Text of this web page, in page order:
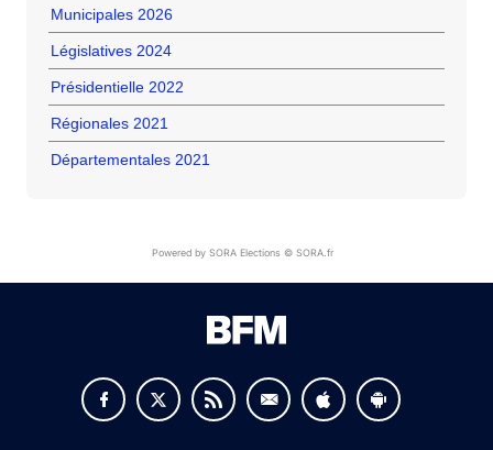
Municipales 2026
Législatives 2024
Présidentielle 2022
Régionales 2021
Départementales 2021
Powered by SORA Elections © SORA.fr